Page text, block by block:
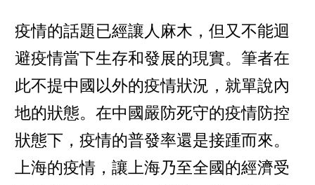
疫情的話題已經讓人麻木，但又不能迴
避疫情當下生存和發展的現實。筆者在
此不提中國以外的疫情狀況，就單說內
地的狀態。在中國嚴防死守的疫情防控
狀態下，疫情的普發率還是接踵而來。
上海的疫情，讓上海乃至全國的經濟受